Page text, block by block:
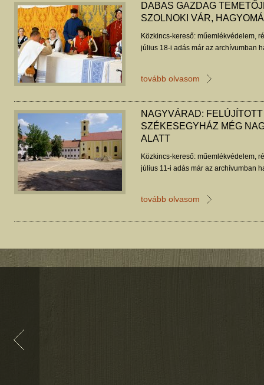
DABAS GAZDAG
SZOLNOKI VÁR,
Közkincs-kereső: műemlékvédelem,
július 18-i adás már az archívumban
tovább olvasom
NAGYVÁRAD:
SZÉKESEGYHÁZ MÉG
ALATT
Közkincs-kereső: műemlékvédelem,
július 11-i adás már az archívumban
tovább olvasom